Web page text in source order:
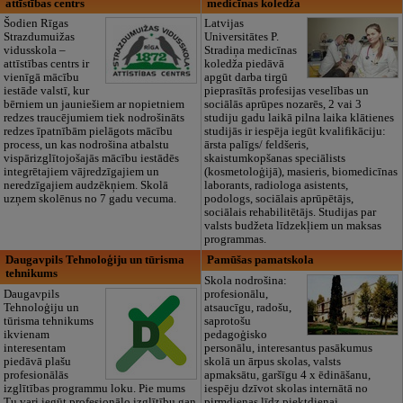
attīstības centrs
Šodien Rīgas
Strazdumuižas
vidusskola –
attīstības centrs ir
vienīgā mācību
iestāde valstī, kur
bērniem un jauniešiem ar nopietniem
redzes traucējumiem tiek nodrošināts
redzes īpatnībām pielāgots mācību
process, un kas nodrošina atbalstu
vispārizglītojošajās mācību iestādēs
integrētajiem vājredzīgajiem un
neredzīgajiem audzēkņiem. Skolā
uzņem skolēnus no 7 gadu vecuma.
medicīnas koledža
Latvijas
Universitātes P.
Stradiņa medicīnas
koledža piedāvā
apgūt darba tirgū
pieprasītās profesijas veselības un
sociālās aprūpes nozarēs, 2 vai 3
studiju gadu laikā pilna laika klātienes
studijās ir iespēja iegūt kvalifikāciju:
ārsta palīgs/ feldšeris,
skaistumkopšanas speciālists
(kosmetoloģijā), masieris, biomedicīnas
laborants, radiologa asistents,
podologs, sociālais aprūpētājs,
sociālais rehabilitētājs. Studijas par
valsts budžeta līdzekļiem un maksas
programmas.
Daugavpils Tehnoloģiju un tūrisma
tehnikums
Daugavpils
Tehnoloģiju un
tūrisma tehnikums
ikvienam
interesentam
piedāvā plašu
profesionālās
izglītības programmu loku. Pie mums
Pamūšas pamatskola
Skola nodrošina:
profesionālu,
atsaucīgu, radošu,
saprotošu
pedagoģisko
personālu, interesantus pasākumus
skolā un ārpus skolas, valsts
apmaksātu, garšīgu 4 x ēdināšanu,
iespēju dzīvot skolas internātā no